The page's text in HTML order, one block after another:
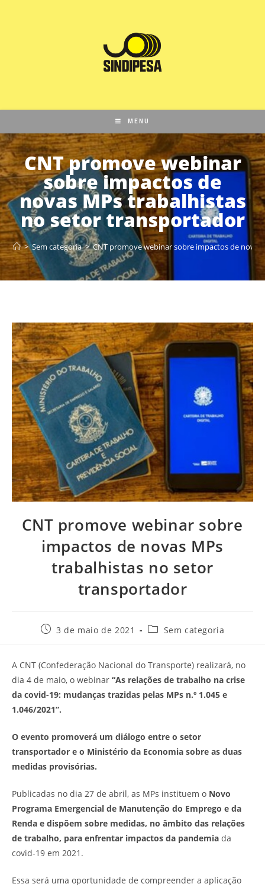
MENU
CNT promove webinar
sobre impactos de
novas MPs trabalhistas
no setor transportador
> Sem categoria > CNT promove webinar sobre impactos de
CNT promove webinar sobre
impactos de novas MPs
trabalhistas no setor
transportador
3 de maio de 2021 Sem categoria
A CNT (Confederação Nacional do Transporte) realizará, no
dia 4 de maio, o webinar “As relações de trabalho na crise
da covid-19: mudanças trazidas pelas MPs n.º 1.045 e
1.046/2021”.
O evento promoverá um diálogo entre o setor
transportador e o Ministério da Economia sobre as duas
medidas provisórias.
Publicadas no dia 27 de abril, as MPs instituem o Novo
Programa Emergencial de Manutenção do Emprego e da
Renda e dispõem sobre medidas, no âmbito das relações
de trabalho, para enfrentar impactos da pandemia da
covid-19 em 2021.
Essa será uma oportunidade de compreender a aplicação